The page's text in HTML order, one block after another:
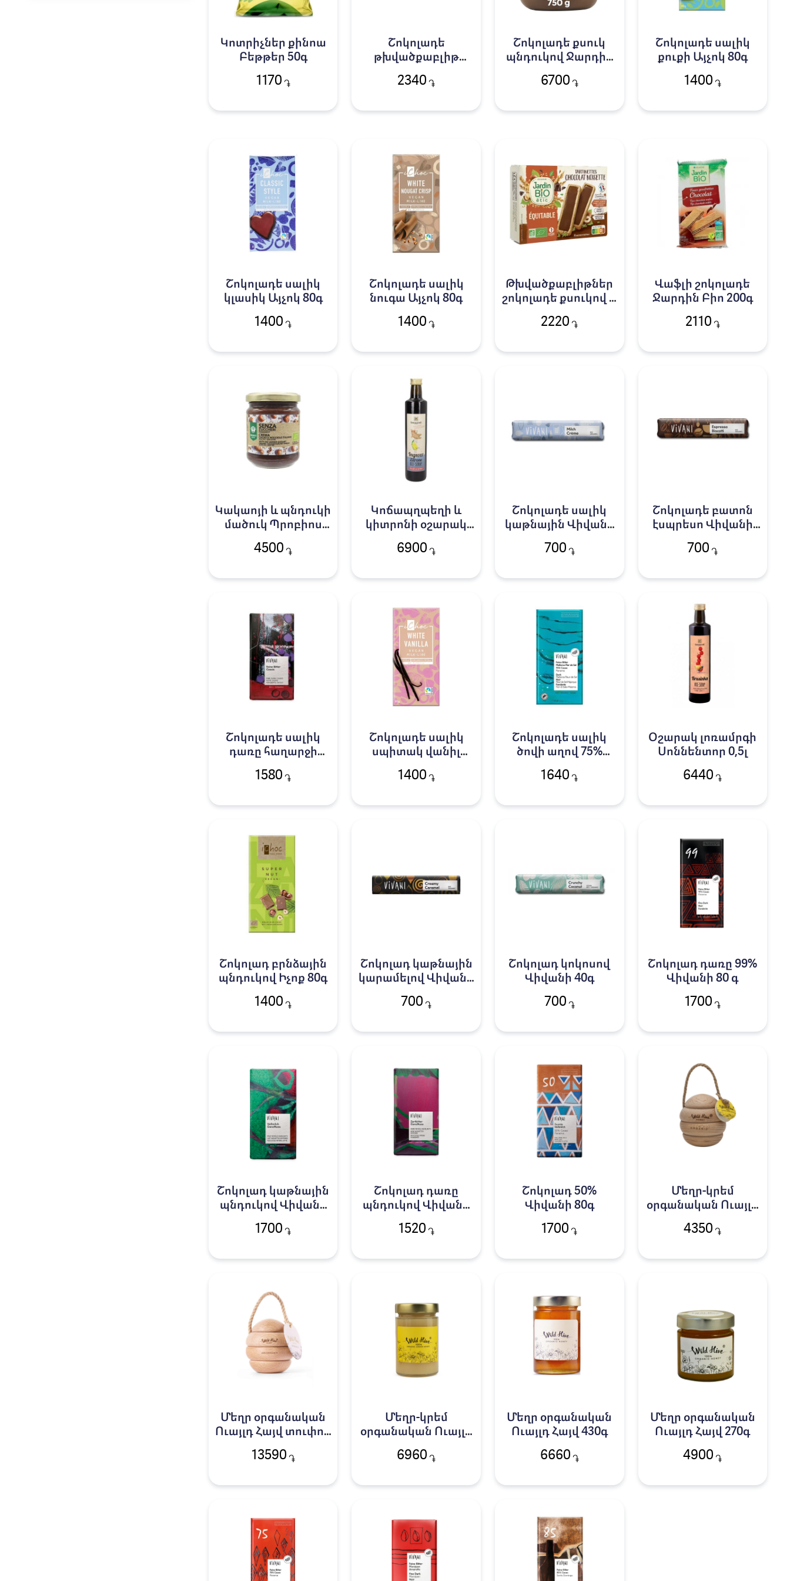
Կոտրիչներ քինոա
Բեթթեր 50գ
1170 ֏
Շոկոլադե
թխվածքաբլիթ
Ջարդին Բիո 150գ
2340 ֏
Շոկոլադե քսուկ
պնդուկով Ջարդին
Բիո 750գ
6700 ֏
Շոկոլադե սալիկ
քուքի Այչոկ 80գ
1400 ֏
Շոկոլադե սալիկ
կլասիկ Այչոկ 80գ
1400 ֏
Շոկոլադե սալիկ
նուգա Այչոկ 80գ
1400 ֏
Թխվածքաբլիթներ
շոկոլադե քսուկով և
Բիո
2220 ֏
Վաֆլի շոկոլադե
Ջարդին Բիո 200գ
2110 ֏
Կակաոյի և պնդուկի
մածուկ Պրոբիոս
200գ
4500 ֏
Կոճապղպեղի և
կիտրոնի օշարակ
Սոննենտոր 0,5լ
6900 ֏
Շոկոլադե սալիկ
կաթնային Վիվանի
40գ
700 ֏
Շոկոլադե բատոն
էսպրեսո Վիվանի
40գ
700 ֏
Շոկոլադե սալիկ
դառը հաղարջի
1580 ֏
Շոկոլադե սալիկ
սպիտակ վանիլ
1400 ֏
Շոկոլադե սալիկ
ծովի աղով 75%
1640 ֏
Օշարակ լոռամրգի
Սոննենտոր 0,5լ
6440 ֏
Շոկոլադ բրնձային
պնդուկով Իչոք 80գ
1400 ֏
Շոկոլադ կաթնային
կարամելով Վիվանի
40գ
700 ֏
Շոկոլադ կոկոսով
Վիվանի 40գ
700 ֏
Շոկոլադ դառը 99%
Վիվանի 80 գ
1700 ֏
Շոկոլադ կաթնային
պնդուկով Վիվանի
1700 ֏
Շոկոլադ դառը
պնդուկով Վիվանի
1520 ֏
Շոկոլադ 50%
Վիվանի 80գ
1700 ֏
Մեղր-կրեմ
օրգանական Ուայլդ
4350 ֏
Մեղր օրգանական
Ուայլդ Հայվ տուփով
430գ
13590 ֏
Մեղր-կրեմ
օրգանական Ուայլդ
Հայվ 430գ
6960 ֏
Մեղր օրգանական
Ուայլդ Հայվ 430գ
6660 ֏
Մեղր օրգանական
Ուայլդ Հայվ 270գ
4900 ֏